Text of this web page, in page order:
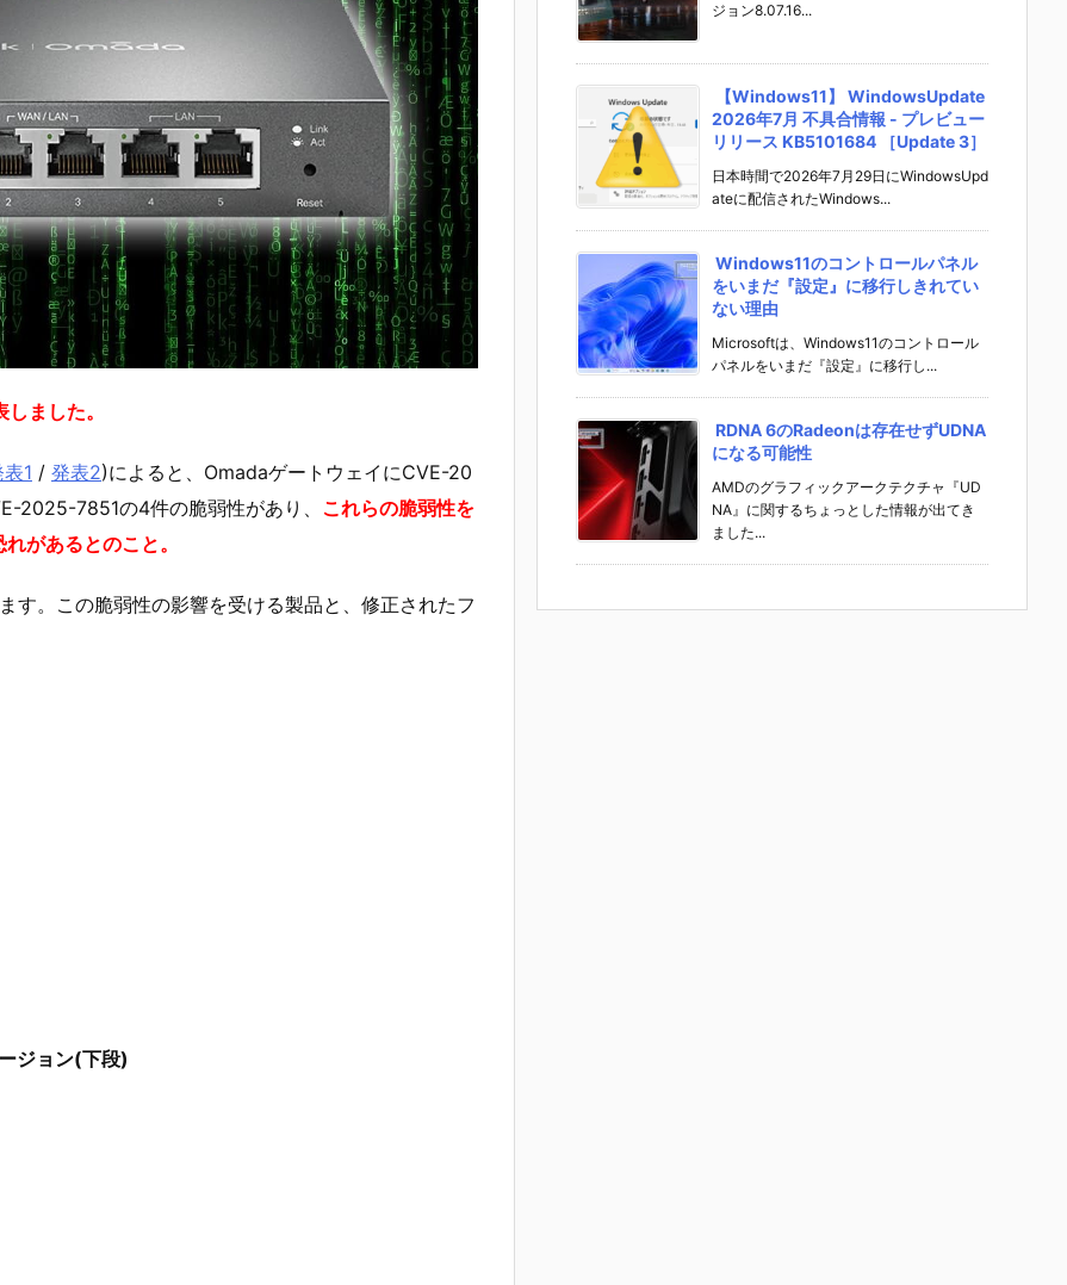
ました。
1 / 発表2)によると、OmadaゲートウェイにCVE-20
7851の4件の脆弱性があり、 これらの脆弱性を
があるとのこと。
す。この脆弱性の影響を受ける製品と、修正されたフ
ジョン(下段)
ジョン8.07.16...
【Windows11】 WindowsUpdate
2026年7月 不具合情報 - プレビュー
リリース KB5101684 ［Update 3］
日本時間で2026年7月29日にWindowsUpd
ateに配信されたWindows...
Windows11のコントロールパネル
をいまだ『設定』に移行しきれてい
ない理由
Microsoftは、Windows11のコントロール
パネルをいまだ『設定』に移行し...
RDNA 6のRadeonは存在せずUDNA
になる可能性
AMDのグラフィックアークテクチャ『UD
NA』に関するちょっとした情報が出てき
ました...